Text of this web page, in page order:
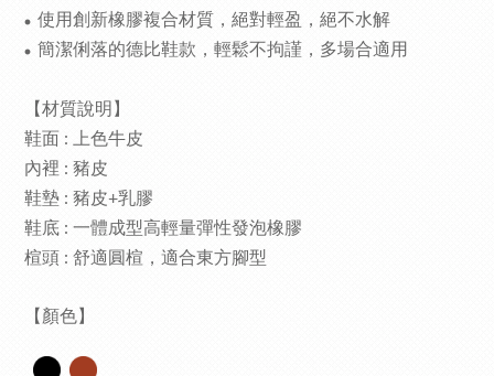
● 使用創新橡膠複合材質，絕對輕盈，絕不水解
● 簡潔俐落的德比鞋款，輕鬆不拘謹，多場合適用
【材質說明】
鞋面 : 上色牛皮
內裡 : 豬皮
鞋墊 : 豬皮+乳膠
鞋底 : 一體成型高輕量彈性發泡橡膠
楦頭 : 舒適圓楦，適合東方腳型
【顏色】